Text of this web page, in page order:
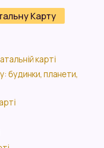
Карту
карті
будинки, планети,